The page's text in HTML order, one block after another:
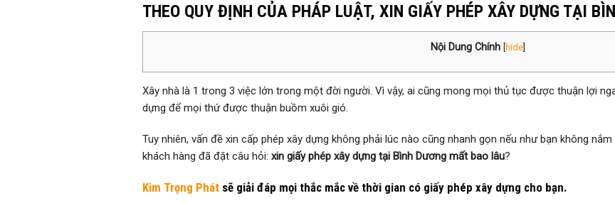
THEO QUY ĐỊNH CỦA PHÁP LUẬT, XIN GIẤY PHÉP XÂY DỰNG TẠI
Nội Dung Chính hide
Xây nhà là 1 trong 3 việc lớn trong một đời người. Vì vậy, ai cũng mong mọi thủ tục được thuận lợi
dựng để mọi thứ được thuận buồm xuôi gió.
Tuy nhiên, vấn đề xin cấp phép xây dựng không phải lúc nào cũng nhanh gọn nếu như bạn không
khách hàng đã đặt câu hỏi: xin giấy phép xây dựng tại Bình Dương mất bao lâu?
Kim Trọng Phátsẽ giải đáp mọi thắc mắc về thời gian có giấy phép xây dựng cho bạn.